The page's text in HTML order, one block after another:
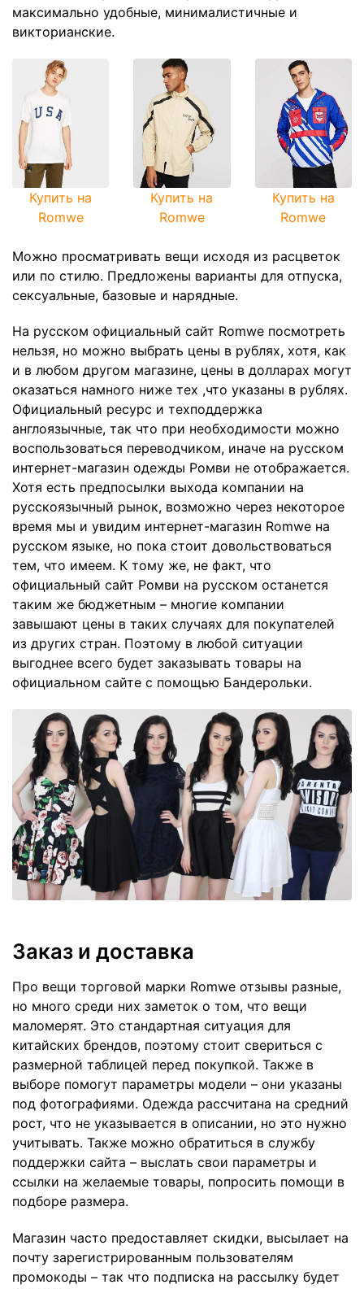
максимально удобные, минималистичные и
викторианские.
Купить на
Romwe
Купить на
Romwe
Купить на
Romwe
Можно просматривать вещи исходя из расцветок
или по стилю. Предложены варианты для отпуска,
сексуальные, базовые и нарядные.
На русском официальный сайт Romwe посмотреть
нельзя, но можно выбрать цены в рублях, хотя, как
и в любом другом магазине, цены в долларах могут
оказаться намного ниже тех ,что указаны в рублях.
Официальный ресурс и техподдержка
англоязычные, так что при необходимости можно
воспользоваться переводчиком, иначе на русском
интернет-магазин одежды Ромви не отображается.
Хотя есть предпосылки выхода компании на
русскоязычный рынок, возможно через некоторое
время мы и увидим интернет-магазин Romwe на
русском языке, но пока стоит довольствоваться
тем, что имеем. К тому же, не факт, что
официальный сайт Ромви на русском останется
таким же бюджетным – многие компании
завышают цены в таких случаях для покупателей
из других стран. Поэтому в любой ситуации
выгоднее всего будет заказывать товары на
официальном сайте с помощью Бандерольки.
Заказ и доставка
Про вещи торговой марки Romwe отзывы разные,
но много среди них заметок о том, что вещи
маломерят. Это стандартная ситуация для
китайских брендов, поэтому стоит свериться с
размерной таблицей перед покупкой. Также в
выборе помогут параметры модели – они указаны
под фотографиями. Одежда рассчитана на средний
рост, что не указывается в описании, но это нужно
учитывать. Также можно обратиться в службу
поддержки сайта – выслать свои параметры и
ссылки на желаемые товары, попросить помощи в
подборе размера.
Магазин часто предоставляет скидки, высылает на
почту зарегистрированным пользователям
промокоды – так что подписка на рассылку будет